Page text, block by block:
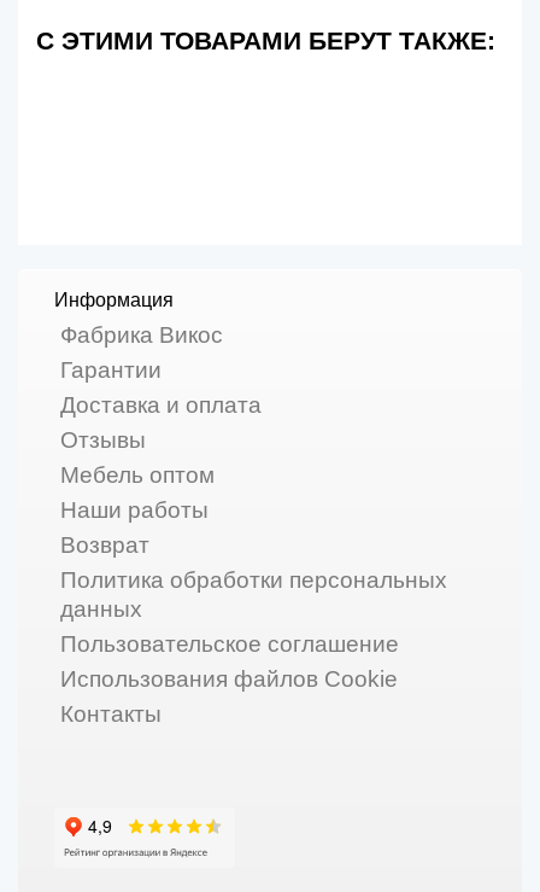
С ЭТИМИ ТОВАРАМИ БЕРУТ ТАКЖЕ:
Информация
Фабрика Викос
Гарантии
Доставка и оплата
Отзывы
Мебель оптом
Наши работы
Возврат
Политика обработки персональных
данных
Пользовательское соглашение
Использования файлов Cookie
Контакты